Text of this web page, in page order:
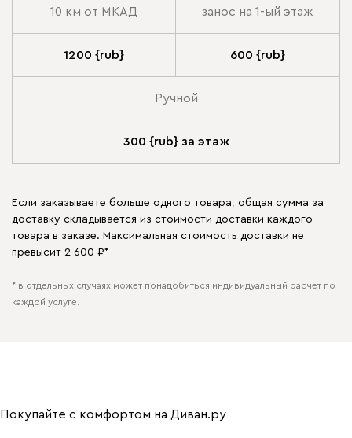
10 км от МКАД занос на 1-ый этаж
1200 {rub} 600 {rub}
Ручной
300 {rub} за этаж
Если заказываете больше одного товара, общая сумма за
доставку складывается из стоимости доставки каждого
товара в заказе. Максимальная стоимость доставки не
превысит 2 600 ₽*
* в отдельных случаях может понадобиться индивидуальный расчёт по
каждой услуге.
Покупайте с комфортом на Диван.ру